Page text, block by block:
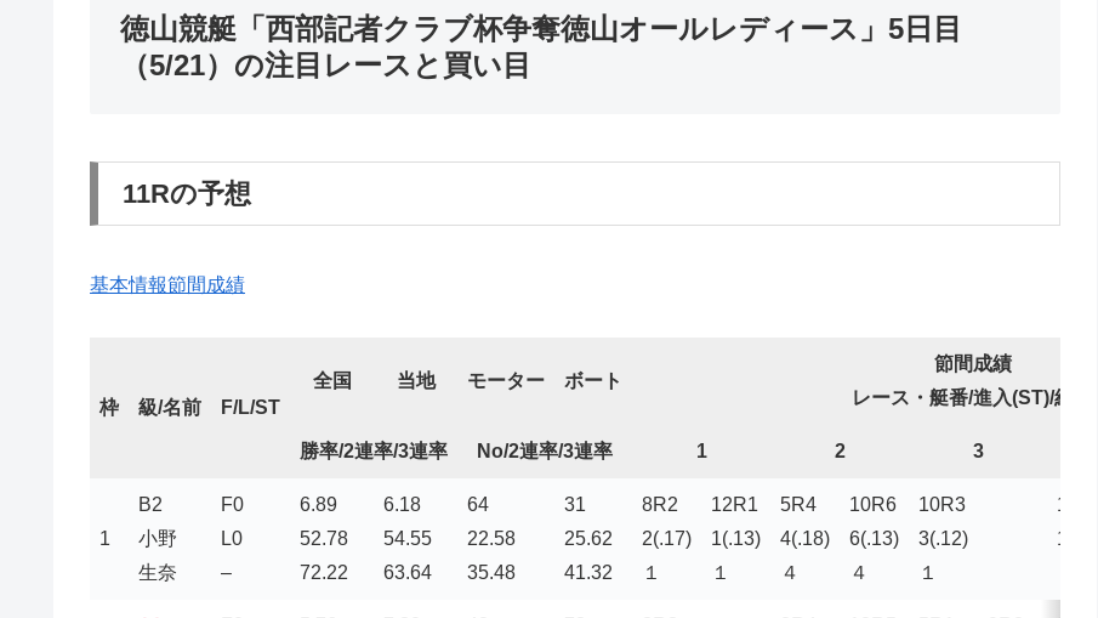
徳山競艇「西部記者クラブ杯争奪徳山オールレディース」5日目
（5/21）の注目レースと買い目
11Rの予想
基本情報節間成績
枠 級/名前 F/L/ST
全国 当地 モーター ボート
節間成績
レース・艇番/進入(ST)/結果
勝率/2連率/3連率 No/2連率/3連率 1 2 3
1
B2
小野
生奈
F0
L0
–
6.89
52.78
72.22
6.18
54.55
63.64
64
22.58
35.48
31
25.62
41.32
8R2
2(.17)
１
12R1
1(.13)
１
5R4
4(.18)
４
10R6
6(.13)
４
10R3
3(.12)
１
1R
1(.12)